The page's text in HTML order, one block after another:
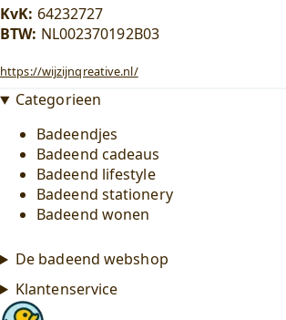
KvK: 64232727
BTW: NL002370192B03
https://wijzijnqreative.nl/
Categorieen
Badeendjes
Badeend cadeaus
Badeend lifestyle
Badeend stationery
Badeend wonen
De badeend webshop
Klantenservice